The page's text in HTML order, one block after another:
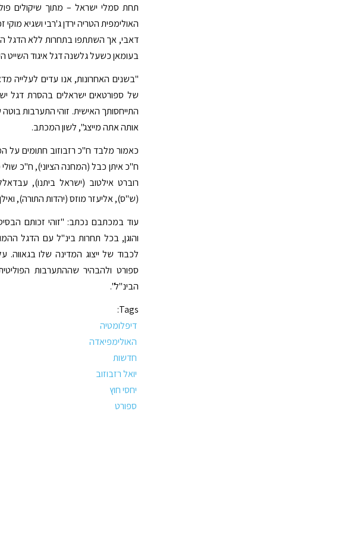
תחת סמלי ישראל – מתוך שיקולים
האולימפית הטריה ירדן ג'רבי ושגיא
דאבי, אך השתתפו בתחרות ללא הדגל
בעומאן כשעל גלשנה דגל איגוד השייט
"בשנים האחרונות, אנו עדים לעלייה
של ספורטאים ישראלים בהסרת דגל
התייחסותך האישית. זוהי התערבות
אותה אתה מייצג", לשון המכתב.
כאמור מלבד ח"כ רזבוזוב חתומים על
ח"כ איתן כבל (המחנה הציוני), ח"כ
רוברט אילטוב (ישראל ביתנו),
(ש"ס), אליעזר מוזס (יהדות התורה),
עוד במכתבם נכתב: "זוהי זכותם
והוגן, בכל תחרות בינ"ל עם הדגל
לכבוד של ייצוג המדינה שלו בגאווה.
ספורט ולהבהיר שההתערבות
הבינ"ל".
Tags:
דיפלומטיה
האולימפיאדה
חדשות
יואל רזבוזוב
יחסי חוץ
ספורט